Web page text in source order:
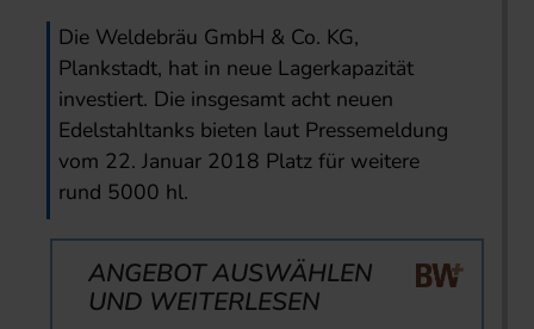
Die Weldebräu GmbH & Co. KG,
Plankstadt, hat in neue Lagerkapazität
investiert. Die insgesamt acht neuen
Edelstahltanks bieten laut Pressemeldung
vom 22. Januar 2018 Platz für weitere
rund 5000 hl.
ANGEBOT AUSWÄHLEN
UND WEITERLESEN